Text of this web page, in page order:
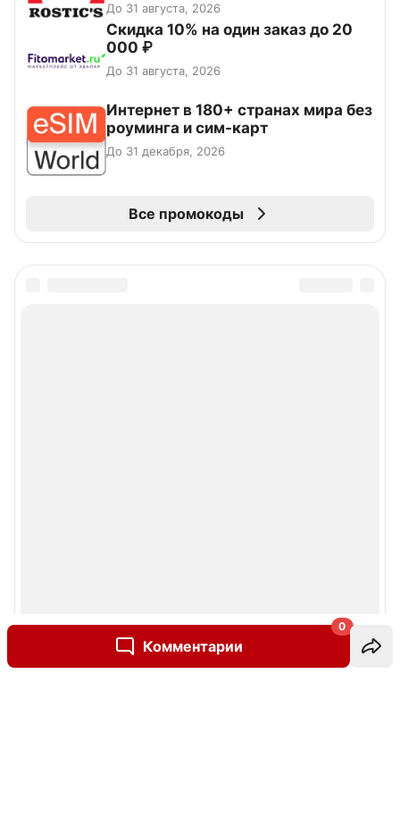
Комментарии
0
До 31 августа, 2026
Скидка 10% на один заказ до 20
000 ₽
До 31 августа, 2026
Интернет в 180+ странах мира без
роуминга и сим-карт
До 31 декабря, 2026
Все промокоды